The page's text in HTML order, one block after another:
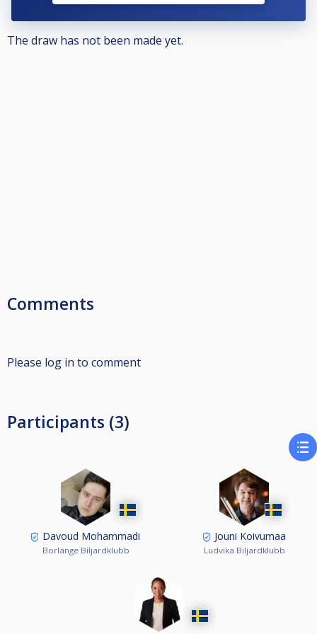
The draw has not been made yet.
Comments
Please log in to comment
Participants (3)
Davoud Mohammadi
Borlänge Biljardklubb
Jouni Koivumaa
Ludvika Biljardklubb